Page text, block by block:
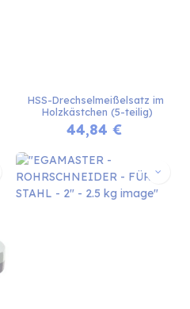
HSS-Drechselmeißelsatz im
Holzkästchen (5-teilig)
44,84 €